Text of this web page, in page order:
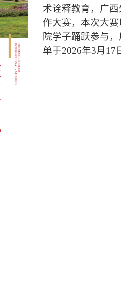
术诠释教育，广西
作大赛，本次大
院学子踊跃参与
单于2026年3月17